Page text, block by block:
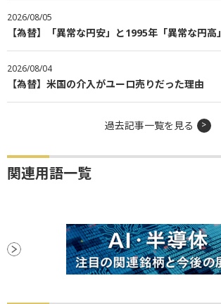
2026/08/05
【為替】「異常な円安」と1995年「異常な円高」
2026/08/04
【為替】米国の介入がユーロ売りだった理由
過去記事一覧を見る
関連用語一覧